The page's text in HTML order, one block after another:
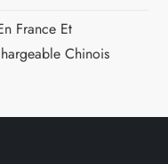
France Et
Chinois